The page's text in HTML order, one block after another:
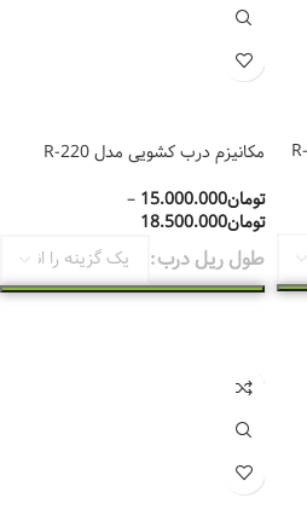
مکانیزم درب کشویی مدل 220-R
تومان15.000.000
–
تومان18.500.000
طول ریل درب